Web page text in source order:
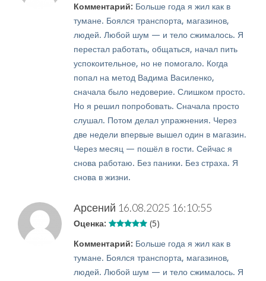
Комментарий: Больше года я жил как в
тумане. Боялся транспорта, магазинов,
людей. Любой шум — и тело сжималось. Я
перестал работать, общаться, начал пить
успокоительное, но не помогало. Когда
попал на метод Вадима Василенко,
сначала было недоверие. Слишком просто.
Но я решил попробовать. Сначала просто
слушал. Потом делал упражнения. Через
две недели впервые вышел один в магазин.
Через месяц — пошёл в гости. Сейчас я
снова работаю. Без паники. Без страха. Я
снова в жизни.
Арсений 16.08.2025 16:10:55
Оценка: (5)
Комментарий: Больше года я жил как в
тумане. Боялся транспорта, магазинов,
людей. Любой шум — и тело сжималось. Я